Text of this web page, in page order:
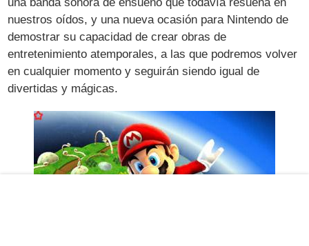
nuestros oídos, y una nueva ocasión para Nintendo de
demostrar su capacidad de crear obras de
entretenimiento atemporales, a las que podremos volver
en cualquier momento y seguirán siendo igual de
divertidas y mágicas.